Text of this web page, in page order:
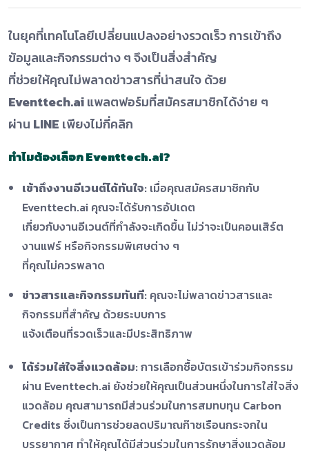
ในยุคที่เทคโนโลยีเปลี่ยนแปลงอย่างรวดเร็ว การเข้าถึง
ข้อมูลและกิจกรรมต่าง ๆ จึงเป็นสิ่งสำคัญ
ที่ช่วยให้คุณไม่พลาดข่าวสารที่น่าสนใจ ด้วย
Eventtech.aiแพลตฟอร์มที่สมัครสมาชิกได้ง่าย ๆ
ผ่าน LINE เพียงไม่กี่คลิก
ทำไมต้องเลือก Eventtech.ai?
เข้าถึงงานอีเวนต์ได้ทันใจ: เมื่อคุณสมัครสมาชิกกับ
Eventtech.ai คุณจะได้รับการอัปเดต
เกี่ยวกับงานอีเวนต์ที่กำลังจะเกิดขึ้น ไม่ว่าจะเป็นคอนเสิร์ต
งานแฟร์ หรือกิจกรรมพิเศษต่าง ๆ
ที่คุณไม่ควรพลาด
ข่าวสารและกิจกรรมทันที: คุณจะไม่พลาดข่าวสารและ
กิจกรรมที่สำคัญ ด้วยระบบการ
แจ้งเตือนที่รวดเร็วและมีประสิทธิภาพ
ได้ร่วมใส่ใจสิ่งแวดล้อม: การเลือกซื้อบัตรเข้าร่วมกิจกรรม
ผ่าน Eventtech.ai ยังช่วยให้คุณเป็นส่วนหนึ่งในการใส่ใจสิ่ง
แวดล้อม คุณสามารถมีส่วนร่วมในการสมทบทุน Carbon
Credits ซึ่งเป็นการช่วยลดปริมาณก๊าซเรือนกระจกใน
บรรยากาศ ทำให้คุณได้มีส่วนร่วมในการรักษาสิ่งแวดล้อม